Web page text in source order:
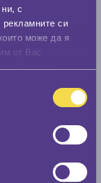
с
рекламните си
може да я
от Вас